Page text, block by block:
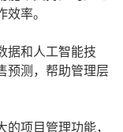
率。
据和人工智能技
预测，帮助管理层
的项目管理功能，